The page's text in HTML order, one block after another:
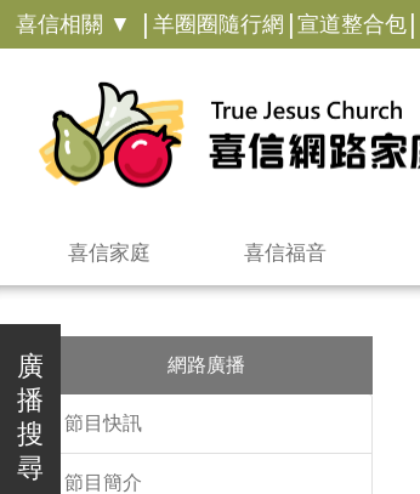
喜信相關 ▼ | 羊圈圈隨行網 | 宣道整合包 |
喜信家庭 喜信福音
廣
播
搜
尋
網路廣播
節目快訊
節目簡介